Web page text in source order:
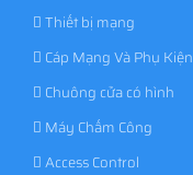
Thiết bị mạng
Cáp Mạng Và Phụ Kiện
Chuông cửa có hình
Máy Chấm Công
Access Control